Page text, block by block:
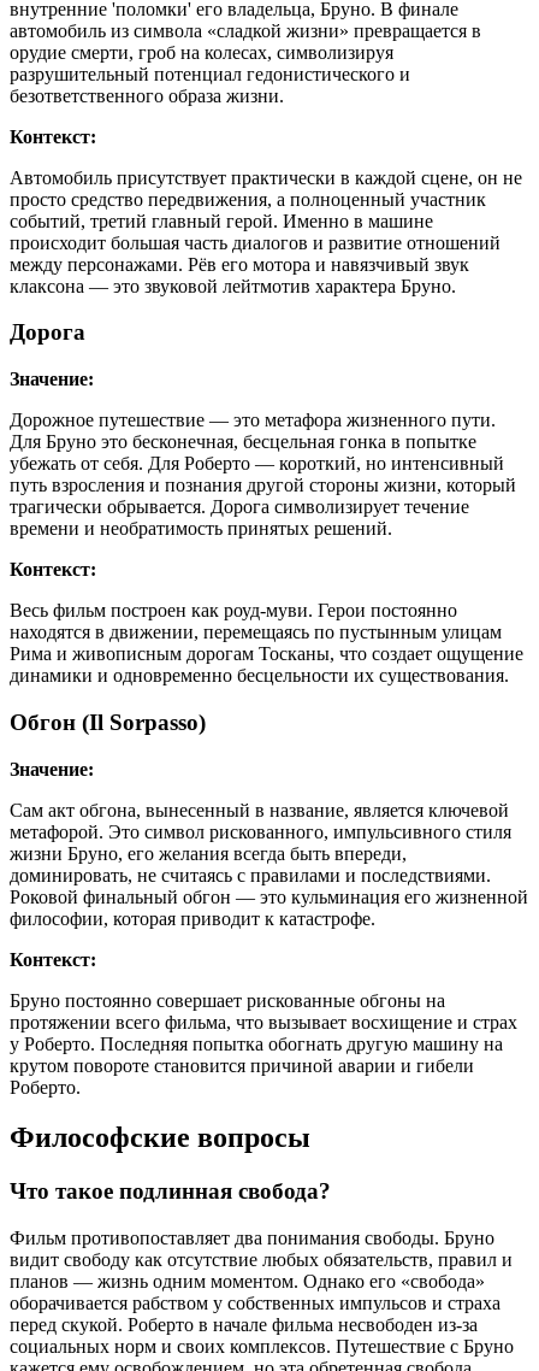
внутренние 'поломки' его владельца, Бруно. В финале
автомобиль из символа «сладкой жизни» превращается в
орудие смерти, гроб на колесах, символизируя
разрушительный потенциал гедонистического и
безответственного образа жизни.
Контекст:
Автомобиль присутствует практически в каждой сцене, он не
просто средство передвижения, а полноценный участник
событий, третий главный герой. Именно в машине
происходит большая часть диалогов и развитие отношений
между персонажами. Рёв его мотора и навязчивый звук
клаксона — это звуковой лейтмотив характера Бруно.
Дорога
Значение:
Дорожное путешествие — это метафора жизненного пути.
Для Бруно это бесконечная, бесцельная гонка в попытке
убежать от себя. Для Роберто — короткий, но интенсивный
путь взросления и познания другой стороны жизни, который
трагически обрывается. Дорога символизирует течение
времени и необратимость принятых решений.
Контекст:
Весь фильм построен как роуд-муви. Герои постоянно
находятся в движении, перемещаясь по пустынным улицам
Рима и живописным дорогам Тосканы, что создает ощущение
динамики и одновременно бесцельности их существования.
Обгон (Il Sorpasso)
Значение:
Сам акт обгона, вынесенный в название, является ключевой
метафорой. Это символ рискованного, импульсивного стиля
жизни Бруно, его желания всегда быть впереди,
доминировать, не считаясь с правилами и последствиями.
Роковой финальный обгон — это кульминация его жизненной
философии, которая приводит к катастрофе.
Контекст:
Бруно постоянно совершает рискованные обгоны на
протяжении всего фильма, что вызывает восхищение и страх
у Роберто. Последняя попытка обогнать другую машину на
крутом повороте становится причиной аварии и гибели
Роберто.
Философские вопросы
Что такое подлинная свобода?
Фильм противопоставляет два понимания свободы. Бруно
видит свободу как отсутствие любых обязательств, правил и
планов — жизнь одним моментом. Однако его «свобода»
оборачивается рабством у собственных импульсов и страха
перед скукой. Роберто в начале фильма несвободен из-за
социальных норм и своих комплексов. Путешествие с Бруно